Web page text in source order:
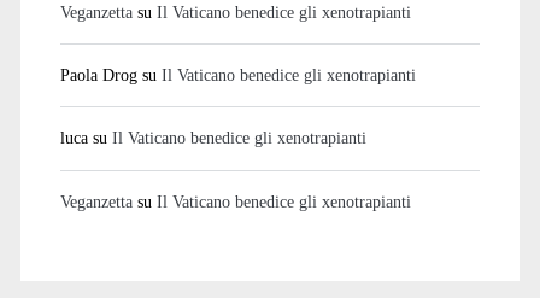
Veganzettasu Il Vaticano benedice gli xenotrapianti
Paola Drogsu Il Vaticano benedice gli xenotrapianti
lucasu Il Vaticano benedice gli xenotrapianti
Veganzettasu Il Vaticano benedice gli xenotrapianti